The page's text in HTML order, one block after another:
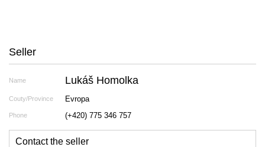
Seller
Name Lukáš Homolka
Couty/Province Evropa
Phone (+420) 775 346 757
Contact the seller